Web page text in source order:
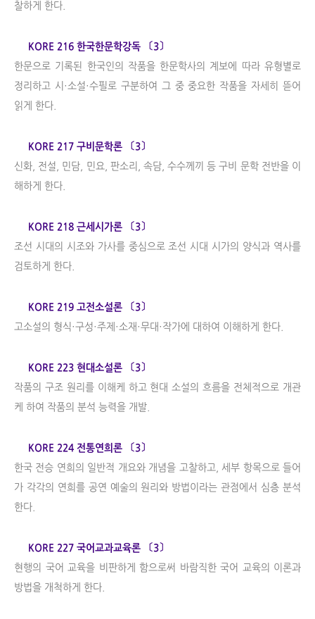
찰하게 한다.
KORE 216 한국한문학강독 〔3〕
한문으로 기록된 한국인의 작품을 한문학사의 계보에 따라 유형별로
정리하고 시·소설·수필로 구분하여 그 중 중요한 작품을 자세히 뜯어
읽게 한다.
KORE 217 구비문학론 〔3〕
신화, 전설, 민담, 민요, 판소리, 속담, 수수께끼 등 구비 문학 전반을 이
해하게 한다.
KORE 218 근세시가론 〔3〕
조선 시대의 시조와 가사를 중심으로 조선 시대 시가의 양식과 역사를
검토하게 한다.
KORE 219 고전소설론 〔3〕
고소설의 형식·구성·주제·소재·무대·작가에 대하여 이해하게 한다.
KORE 223 현대소설론 〔3〕
작품의 구조 원리를 이해케 하고 현대 소설의 흐름을 전체적으로 개관
케 하여 작품의 분석 능력을 개발.
KORE 224 전통연희론 〔3〕
한국 전승 연희의 일반적 개요와 개념을 고찰하고, 세부 항목으로 들어
가 각각의 연희를 공연 예술의 원리와 방법이라는 관점에서 심층 분석
한다.
KORE 227 국어교과교육론 〔3〕
현행의 국어 교육을 비판하게 함으로써 바람직한 국어 교육의 이론과
방법을 개척하게 한다.